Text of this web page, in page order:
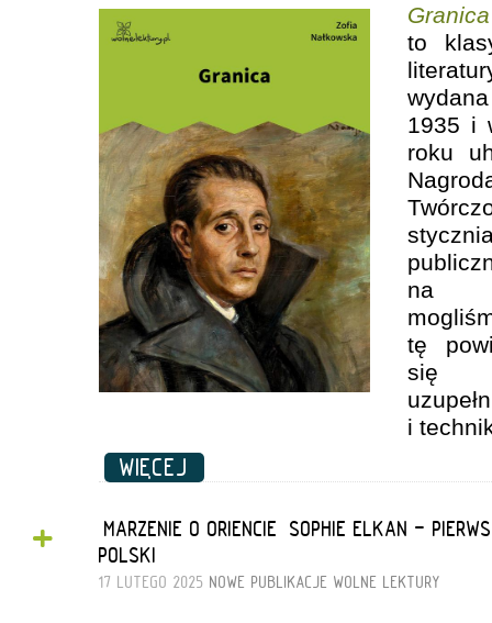
Granica
to
1935 i
roku
na
tę
się
i
WIĘCEJ
+
„MARZENIE O ORIENCIE” SOPHIE ELKAN -
POLSKI
17 LUTEGO 2025 NOWE PUBLIKACJE WOLNE LEKTURY